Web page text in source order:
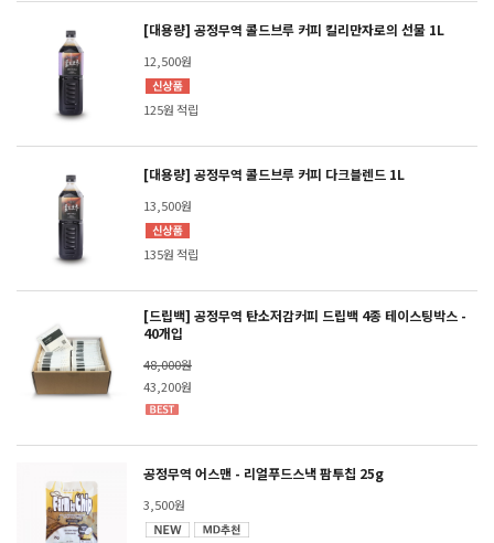
[대용량] 공정무역 콜드브루 커피 킬리만자로의 선물 1L
12,500원
125원 적립
[대용량] 공정무역 콜드브루 커피 다크블렌드 1L
13,500원
135원 적립
[드립백] 공정무역 탄소저감커피 드립백 4종 테이스팅박스 -
40개입
48,000원
43,200원
공정무역 어스맨 - 리얼푸드스낵 팜투칩 25g
3,500원